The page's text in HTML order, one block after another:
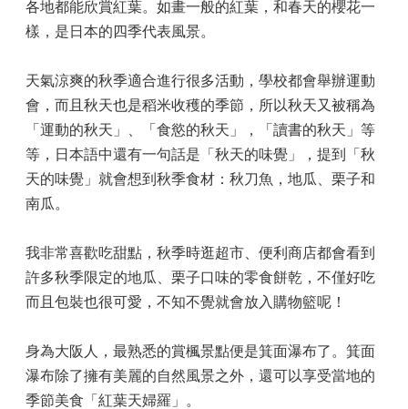
各地都能欣賞紅葉。如畫一般的紅葉，和春天的櫻花一
樣，是日本的四季代表風景。
天氣涼爽的秋季適合進行很多活動，學校都會舉辦運動
會，而且秋天也是稻米收穫的季節，所以秋天又被稱為
「運動的秋天」、「食慾的秋天」，「讀書的秋天」等
等，日本語中還有一句話是「秋天的味覺」，提到「秋
天的味覺」就會想到秋季食材：秋刀魚，地瓜、栗子和
南瓜。
我非常喜歡吃甜點，秋季時逛超市、便利商店都會看到
許多秋季限定的地瓜、栗子口味的零食餅乾，不僅好吃
而且包裝也很可愛，不知不覺就會放入購物籃呢！
身為大阪人，最熟悉的賞楓景點便是箕面瀑布了。箕面
瀑布除了擁有美麗的自然風景之外，還可以享受當地的
季節美食「紅葉天婦羅」。